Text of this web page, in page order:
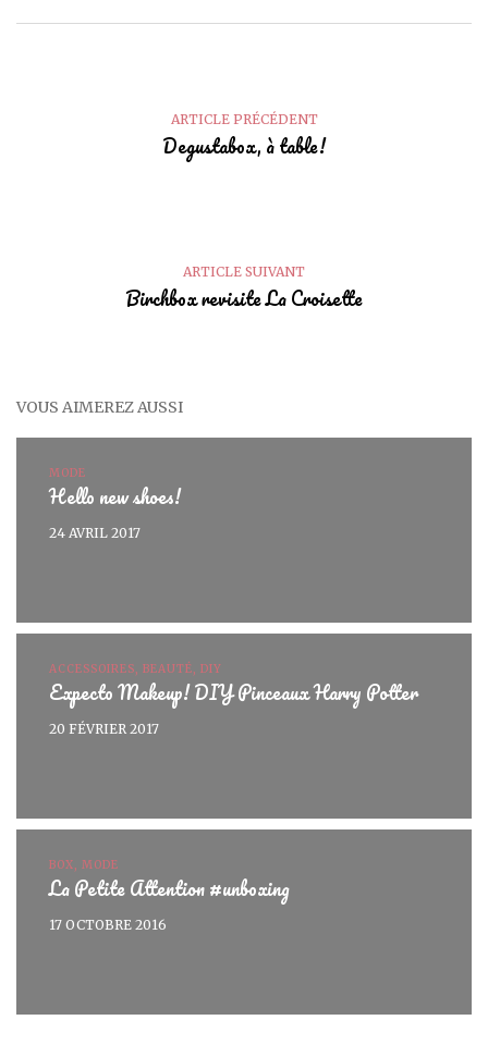
ARTICLE PRÉCÉDENT
Degustabox, à table!
ARTICLE SUIVANT
Birchbox revisite La Croisette
VOUS AIMEREZ AUSSI
MODE
Hello new shoes!
24 AVRIL 2017
ACCESSOIRES, BEAUTÉ, DIY
Expecto Makeup! DIY Pinceaux Harry Potter
20 FÉVRIER 2017
BOX, MODE
La Petite Attention #unboxing
17 OCTOBRE 2016